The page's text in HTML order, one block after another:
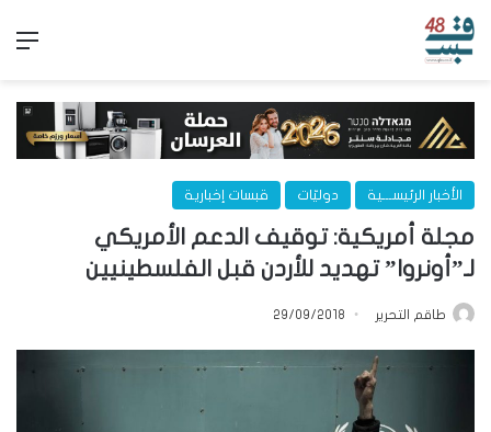
الأخبار الرئيســـية دوليّات قبسات إخبارية
مجلة أمريكية: توقيف الدعم الأمريكي
لـ”أونروا” تهديد للأردن قبل الفلسطينيين
طاقم التحرير 29/09/2018